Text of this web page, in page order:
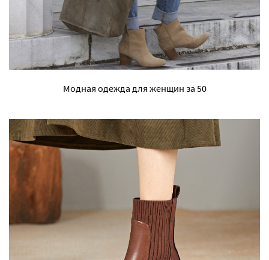
Модная одежда для женщин за 50